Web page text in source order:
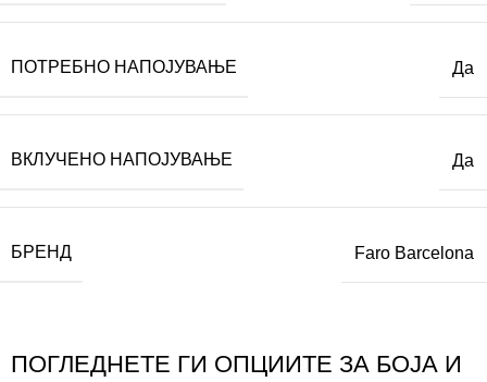
ПОТРЕБНО НАПОЈУВАЊЕ Да
ВКЛУЧЕНО НАПОЈУВАЊЕ Да
БРЕНД Faro Barcelona
ПОГЛЕДНЕТЕ ГИ ОПЦИИТЕ ЗА БОЈА И